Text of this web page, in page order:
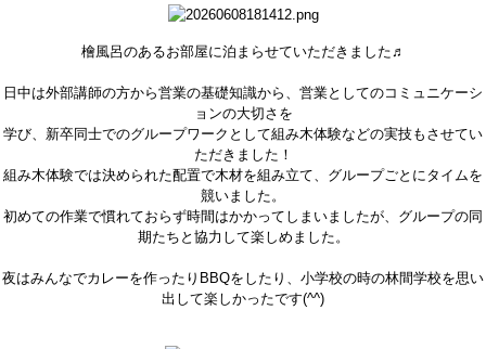
檜風呂のあるお部屋に泊まらせていただきました♬
日中は外部講師の方から営業の基礎知識から、営業としてのコミュニケーシ
ョンの大切さを
学び、新卒同士でのグループワークとして組み木体験などの実技もさせてい
ただきました！
組み木体験では決められた配置で木材を組み立て、グループごとにタイムを
競いました。
初めての作業で慣れておらず時間はかかってしまいましたが、グループの同
期たちと協力して楽しめました。
夜はみんなでカレーを作ったりBBQをしたり、小学校の時の林間学校を思い
出して楽しかったです(^^)